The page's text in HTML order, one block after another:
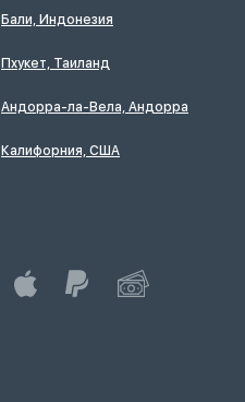
Бали, Индонезия
Пхукет, Таиланд
Андорра-ла-Вела, Андорра
Калифорния, США